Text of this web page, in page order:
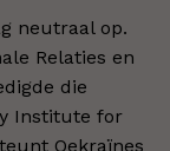
neutraal op.
Relaties en
die
Institute for
Oekraïnes